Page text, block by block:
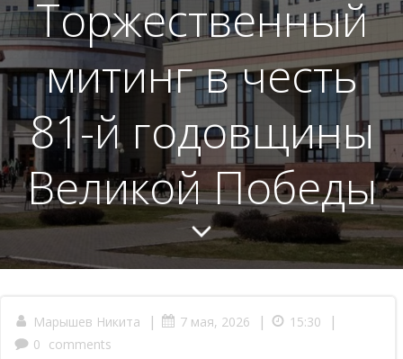
Торжественный
митинг в честь
81-й годовщины
Великой Победы
Марышев Никита | 7 мая, 2026 | 15:30 |
0 comments